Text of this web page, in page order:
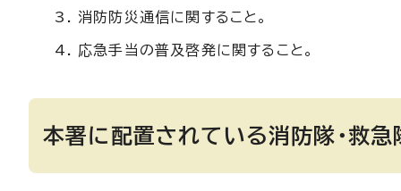
消防防災通信に関すること。
応急手当の普及啓発に関すること。
本署に配置されている消防隊・救急